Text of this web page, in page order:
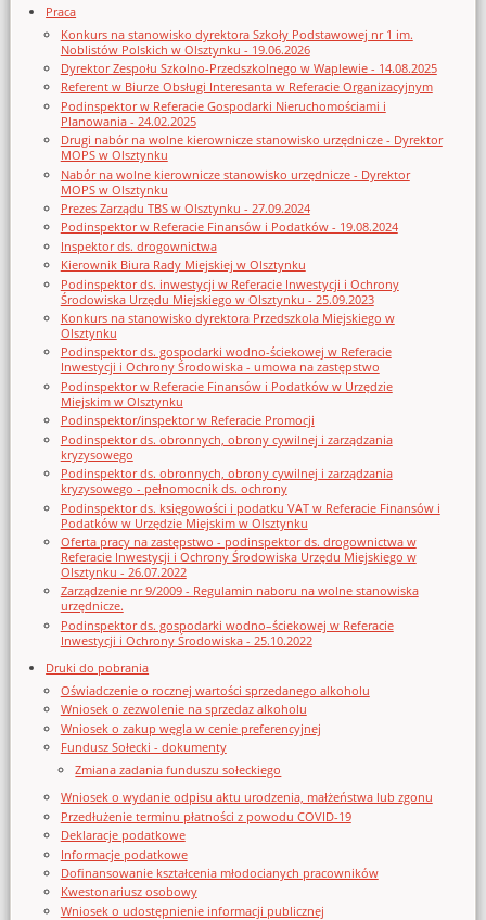
Praca
Konkurs na stanowisko dyrektora Szkoły Podstawowej nr 1 im.
Noblistów Polskich w Olsztynku - 19.06.2026
Dyrektor Zespołu Szkolno-Przedszkolnego w Waplewie - 14.08.2025
Referent w Biurze Obsługi Interesanta w Referacie Organizacyjnym
Podinspektor w Referacie Gospodarki Nieruchomościami i
Planowania - 24.02.2025
Drugi nabór na wolne kierownicze stanowisko urzędnicze - Dyrektor
MOPS w Olsztynku
Nabór na wolne kierownicze stanowisko urzędnicze - Dyrektor
MOPS w Olsztynku
Prezes Zarządu TBS w Olsztynku - 27.09.2024
Podinspektor w Referacie Finansów i Podatków - 19.08.2024
Inspektor ds. drogownictwa
Kierownik Biura Rady Miejskiej w Olsztynku
Podinspektor ds. inwestycji w Referacie Inwestycji i Ochrony
Środowiska Urzędu Miejskiego w Olsztynku - 25.09.2023
Konkurs na stanowisko dyrektora Przedszkola Miejskiego w
Olsztynku
Podinspektor ds. gospodarki wodno-ściekowej w Referacie
Inwestycji i Ochrony Środowiska - umowa na zastępstwo
Podinspektor w Referacie Finansów i Podatków w Urzędzie
Miejskim w Olsztynku
Podinspektor/inspektor w Referacie Promocji
Podinspektor ds. obronnych, obrony cywilnej i zarządzania
kryzysowego
Podinspektor ds. obronnych, obrony cywilnej i zarządzania
kryzysowego - pełnomocnik ds. ochrony
Podinspektor ds. księgowości i podatku VAT w Referacie Finansów i
Podatków w Urzędzie Miejskim w Olsztynku
Oferta pracy na zastępstwo - podinspektor ds. drogownictwa w
Referacie Inwestycji i Ochrony Środowiska Urzędu Miejskiego w
Olsztynku - 26.07.2022
Zarządzenie nr 9/2009 - Regulamin naboru na wolne stanowiska
urzędnicze.
Podinspektor ds. gospodarki wodno–ściekowej w Referacie
Inwestycji i Ochrony Środowiska - 25.10.2022
Druki do pobrania
Oświadczenie o rocznej wartości sprzedanego alkoholu
Wniosek o zezwolenie na sprzedaz alkoholu
Wniosek o zakup węgla w cenie preferencyjnej
Fundusz Sołecki - dokumenty
Zmiana zadania funduszu sołeckiego
Wniosek o wydanie odpisu aktu urodzenia, małżeństwa lub zgonu
Przedłużenie terminu płatności z powodu COVID-19
Deklaracje podatkowe
Informacje podatkowe
Dofinansowanie kształcenia młodocianych pracowników
Kwestonariusz osobowy
Wniosek o udostępnienie informacji publicznej